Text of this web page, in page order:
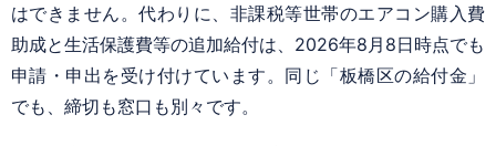
はできません。代わりに、非課税等世帯のエアコン購入費
助成と生活保護費等の追加給付は、2026年8月8日時点でも
申請・申出を受け付けています。同じ「板橋区の給付金」
でも、締切も窓口も別々です。